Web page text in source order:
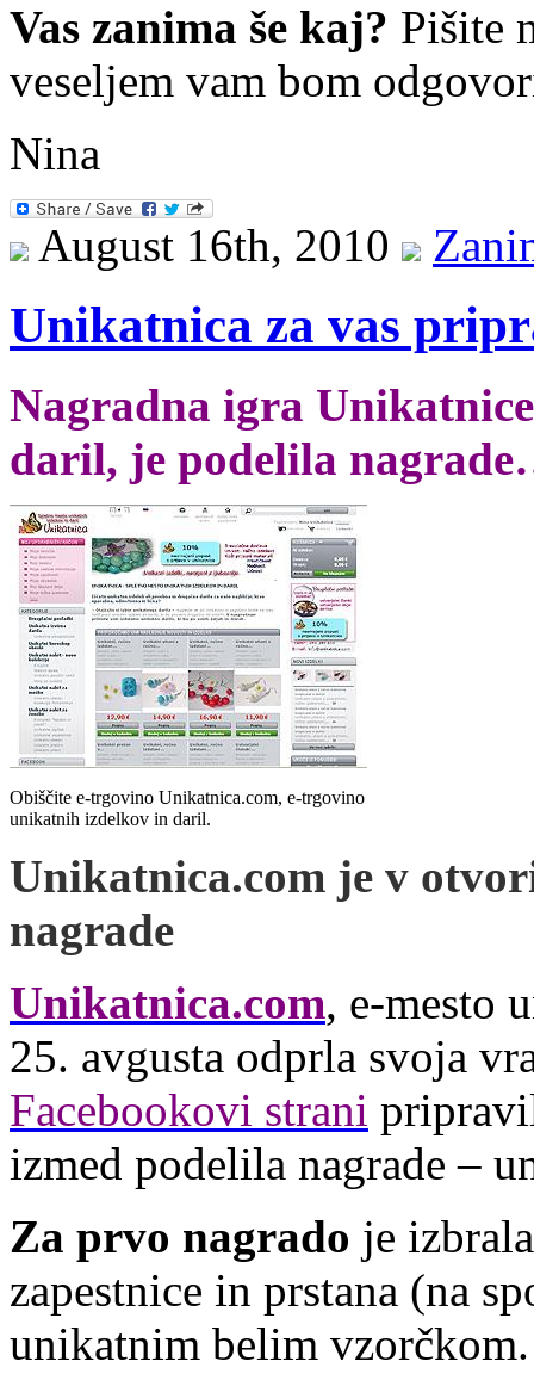
Vas zanima še kaj? Pišite
veseljem vam bom
Nina
August 16th, 2010
Unikatnica za vas
Nagradna igra
daril, je podelila
Obiščite e-trgovino Unikatnica.com, e-trgovino
unikatnih izdelkov in daril.
Unikatnica.com je v
nagrade
Unikatnica.com, e-mesto
25. avgusta odprla svoja
Facebookovi strani
izmed podelila nagrade –
Za prvo nagrado je
zapestnice in prstana (na
unikatnim belim vzorčkom.